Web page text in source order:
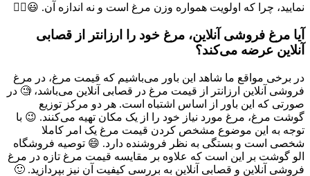
نمایید، چرا که اولویت همواره وزن مرغ است و نه اندازه آن. 😃👌🏻
آیا مرغ فروشی آنلاین، مرغ خود را ارزانتر از قصابی
آنلاین عرضه می‌کند؟
در برخی مواقع ما شاهد این باور می‌باشیم که قیمت مرغ، در مرغ
فروشی آنلاین ارزانتر از قیمت مرغ در قصابی آنلاین می‌باشد، 🧐 در
صورتی که این باور از اساس اشتباه است. هر دو مرکز توزیع
گوشت مرغ، مرغ مورد نیاز خود را از یک مکان تهیه می‌کنند. 😉 با
توجه به این موضوع مشخص کردن قیمت مرغ یک امر کاملا
شخصی است و بستگی به نظر فروشنده دارد. 😄 توصیه فروشگاه
الو گوشت بر این است که علاوه بر مقایسه قیمت مرغ تازه در مرغ
فروشی آنلاین و قصابی آنلاین به بررسی کیفیت آن نیز بپردازید. 🙂